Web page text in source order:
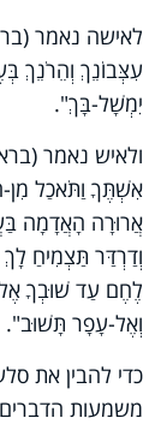
לאישה נאמר
עִצְּבוֹנֵךְ וְהֵרֹנֵךְ
יִמְשָׁל-בָּךְ".
ולאיש נאמר
אִשְׁתֶּךָ וַתֹּאכַל
אֲרוּרָה הָאֲדָמָה
וְדַרְדַּר תַּצְמִיחַ
לֶחֶם עַד שׁוּבְךָ
וְאֶל-עָפָר תָּשׁוּב".
כדי להבין את
משמעות